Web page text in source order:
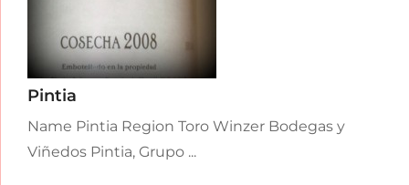
Pintia
Name Pintia Region Toro Winzer Bodegas y
Viñedos Pintia, Grupo ...